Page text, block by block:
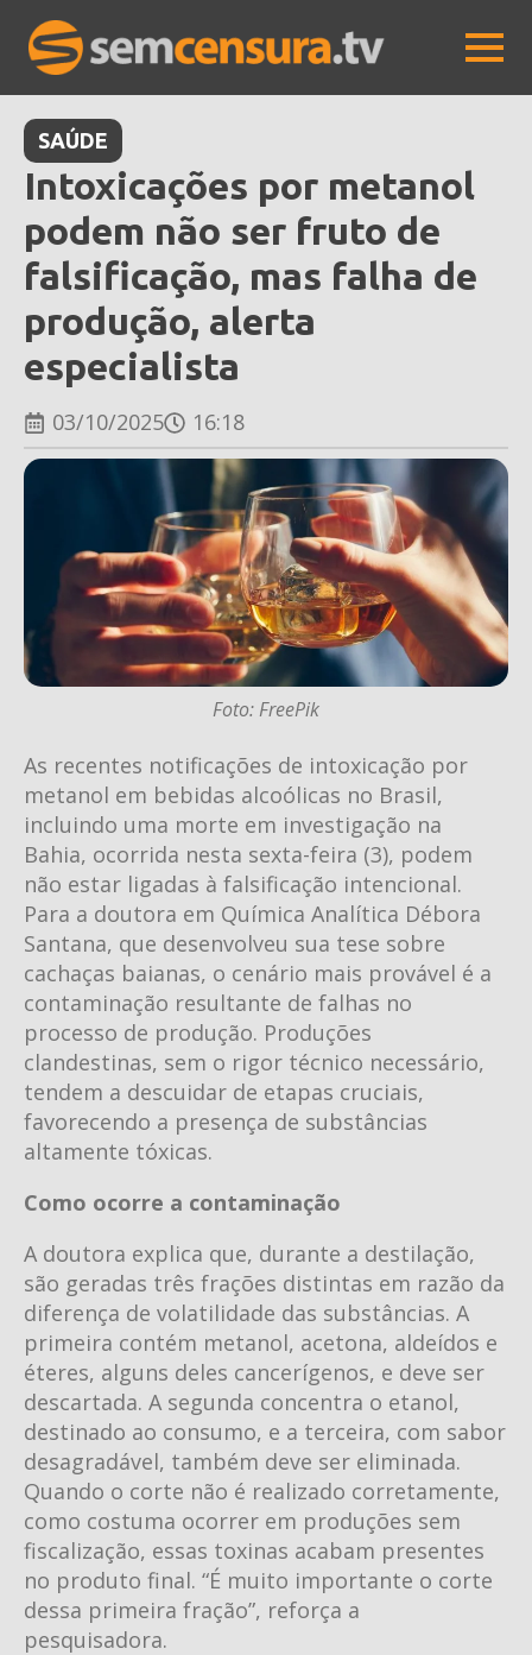
SAÚDE
Intoxicações por metanol
podem não ser fruto de
falsificação, mas falha de
produção, alerta
especialista
03/10/2025 16:18
Foto: FreePik
As recentes notificações de intoxicação por
metanol em bebidas alcoólicas no Brasil,
incluindo uma morte em investigação na
Bahia, ocorrida nesta sexta-feira (3), podem
não estar ligadas à falsificação intencional.
Para a doutora em Química Analítica Débora
Santana, que desenvolveu sua tese sobre
cachaças baianas, o cenário mais provável é a
contaminação resultante de falhas no
processo de produção. Produções
clandestinas, sem o rigor técnico necessário,
tendem a descuidar de etapas cruciais,
favorecendo a presença de substâncias
altamente tóxicas.
Como ocorre a contaminação
A doutora explica que, durante a destilação,
são geradas três frações distintas em razão da
diferença de volatilidade das substâncias. A
primeira contém metanol, acetona, aldeídos e
éteres, alguns deles cancerígenos, e deve ser
descartada. A segunda concentra o etanol,
destinado ao consumo, e a terceira, com sabor
desagradável, também deve ser eliminada.
Quando o corte não é realizado corretamente,
como costuma ocorrer em produções sem
fiscalização, essas toxinas acabam presentes
no produto final. “É muito importante o corte
dessa primeira fração”, reforça a
pesquisadora.